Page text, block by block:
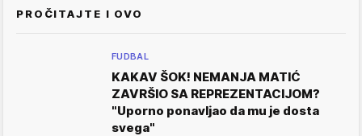
PROČITAJTE I OVO
FUDBAL
KAKAV ŠOK! NEMANJA MATIĆ
ZAVRŠIO SA REPREZENTACIJOM?
"Uporno ponavljao da mu je dosta
svega"